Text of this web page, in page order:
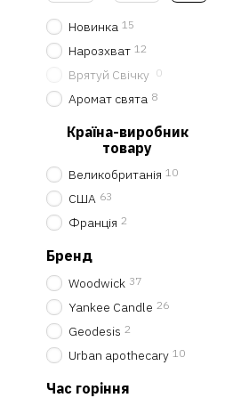
Новинка 15
Нарозхват 12
Врятуй Свічку 0
Аромат свята 8
Країна-виробник
товару
Великобританія 10
США 63
Франція 2
Бренд
Woodwick 37
Yankee Candle 26
Geodesis 2
Urban apothecary 10
Час горіння